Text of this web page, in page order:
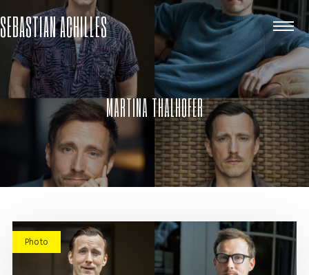
SEBASTIAN ACHILLES
MARTINA THALHOFER
Photo